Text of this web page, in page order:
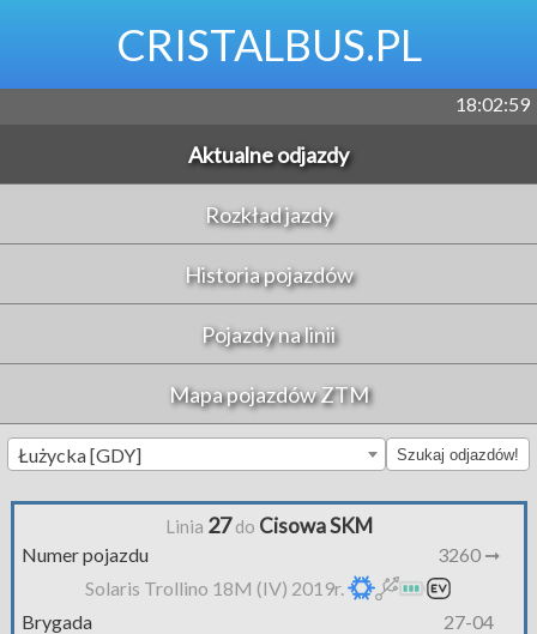
CRISTALBUS.PL
18:02:59
Aktualne odjazdy
Rozkład jazdy
Historia pojazdów
Pojazdy na linii
Mapa pojazdów ZTM
Łużycka [GDY] Szukaj odjazdów!
Linia 27do Cisowa SKM
Numer pojazdu
3260 ➞
Solaris Trollino 18M (IV) 2019r.
Brygada
27-04